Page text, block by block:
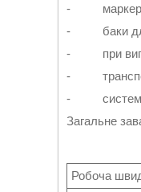
- маркерна
- баки для
- при
-
- система
Загальне
Робоча